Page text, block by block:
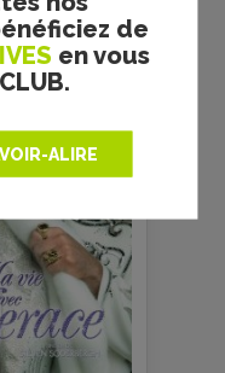
de
en vous
ALIRE